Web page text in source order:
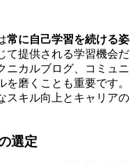
常に自己学習を続ける姿
て提供される学習機会だ
ニカルブログ、コミュニ
磨くことも重要です。
スキル向上とキャリアの
選定